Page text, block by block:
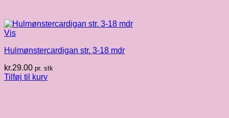
Vis
Hulmønstercardigan str. 3-18 mdr
kr.29.00 pr. stk
Tilføj til kurv